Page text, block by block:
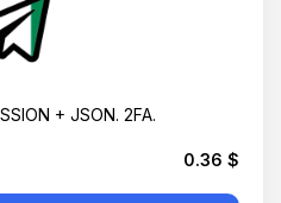
+ JSON. 2FA.
0.36 $